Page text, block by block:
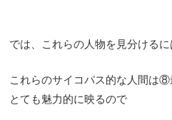
では、これらの人物を見分ける
これらのサイコパス的な人間は⑧
とても魅力的に映るので